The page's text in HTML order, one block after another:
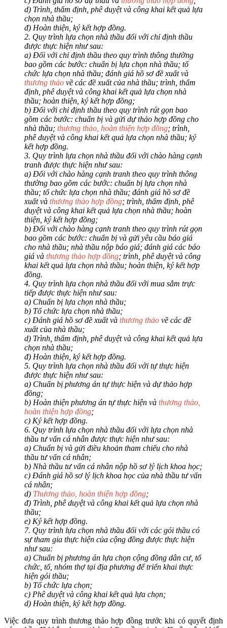
d) Trình, thẩm định, phê duyệt và công khai kết quả lựa
chọn nhà thầu;
đ) Hoàn thiện, ký kết hợp đồng.
2. Quy trình lựa chọn nhà thầu đối với chỉ định thầu
được thực hiện như sau:
a) Đối với chỉ định thầu theo quy trình thông thường
bao gồm các bước: chuẩn bị lựa chọn nhà thầu; tổ
chức lựa chọn nhà thầu; đánh giá hồ sơ đề xuất và
thương thảo về các đề xuất của nhà thầu; trình, thẩm
định, phê duyệt và công khai kết quả lựa chọn nhà
thầu; hoàn thiện, ký kết hợp đồng;
b) Đối với chỉ định thầu theo quy trình rút gọn bao
gồm các bước: chuẩn bị và gửi dự thảo hợp đồng cho
nhà thầu; thương thảo, hoàn thiện hợp đồng; trình,
phê duyệt và công khai kết quả lựa chọn nhà thầu; ký
kết hợp đồng.
3. Quy trình lựa chọn nhà thầu đối với chào hàng cạnh
tranh được thực hiện như sau:
a) Đối với chào hàng cạnh tranh theo quy trình thông
thường bao gồm các bước: chuẩn bị lựa chọn nhà
thầu; tổ chức lựa chọn nhà thầu; đánh giá hồ sơ đề
xuất và thương thảo hợp đồng; trình, thẩm định, phê
duyệt và công khai kết quả lựa chọn nhà thầu; hoàn
thiện, ký kết hợp đồng;
b) Đối với chào hàng cạnh tranh theo quy trình rút gọn
bao gồm các bước: chuẩn bị và gửi yêu cầu báo giá
cho nhà thầu; nhà thầu nộp báo giá; đánh giá các báo
giá và thương thảo hợp đồng; trình, phê duyệt và công
khai kết quả lựa chọn nhà thầu; hoàn thiện, ký kết hợp
đồng.
4. Quy trình lựa chọn nhà thầu đối với mua sắm trực
tiếp được thực hiện như sau:
a) Chuẩn bị lựa chọn nhà thầu;
b) Tổ chức lựa chọn nhà thầu;
c) Đánh giá hồ sơ đề xuất và thương thảo về các đề
xuất của nhà thầu;
d) Trình, thẩm định, phê duyệt và công khai kết quả lựa
chọn nhà thầu;
đ) Hoàn thiện, ký kết hợp đồng.
5. Quy trình lựa chọn nhà thầu đối với tự thực hiện
được thực hiện như sau:
a) Chuẩn bị phương án tự thực hiện và dự thảo hợp
đồng;
b) Hoàn thiện phương án tự thực hiện và thương thảo,
hoàn thiện hợp đồng;
c) Ký kết hợp đồng.
6. Quy trình lựa chọn nhà thầu đối với lựa chọn nhà
thầu tư vấn cá nhân được thực hiện như sau:
a) Chuẩn bị và gửi điều khoản tham chiếu cho nhà
thầu tư vấn cá nhân;
b) Nhà thầu tư vấn cá nhân nộp hồ sơ lý lịch khoa học;
c) Đánh giá hồ sơ lý lịch khoa học của nhà thầu tư vấn
cá nhân;
d) Thương thảo, hoàn thiện hợp đồng;
đ) Trình, phê duyệt và công khai kết quả lựa chọn nhà
thầu;
e) Ký kết hợp đồng.
7. Quy trình lựa chọn nhà thầu đối với các gói thầu có
sự tham gia thực hiện của cộng đồng được thực hiện
như sau:
a) Chuẩn bị phương án lựa chọn cộng đồng dân cư, tổ
chức, tổ, nhóm thợ tại địa phương để triển khai thực
hiện gói thầu;
b) Tổ chức lựa chọn;
c) Phê duyệt và công khai kết quả lựa chọn;
d) Hoàn thiện, ký kết hợp đồng.
Việc đưa quy trình thương thảo hợp đồng trước khi có quyết định